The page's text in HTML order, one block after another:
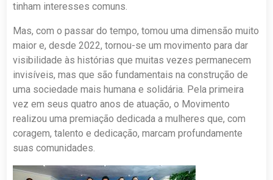
tinham interesses comuns.
Mas, com o passar do tempo, tomou uma dimensão muito
maior e, desde 2022, tornou-se um movimento para dar
visibilidade às histórias que muitas vezes permanecem
invisíveis, mas que são fundamentais na construção de
uma sociedade mais humana e solidária. Pela primeira
vez em seus quatro anos de atuação, o Movimento
realizou uma premiação dedicada a mulheres que, com
coragem, talento e dedicação, marcam profundamente
suas comunidades.